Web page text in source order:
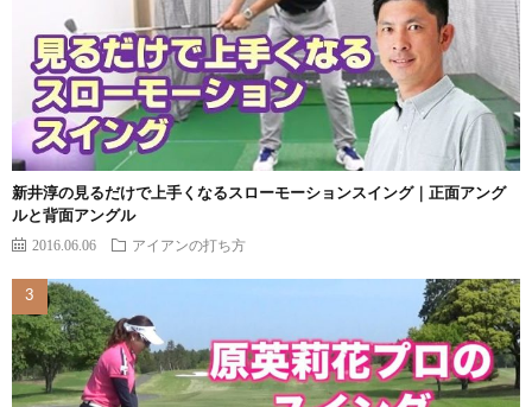
新井淳の見るだけで上手くなるスローモーションスイング｜正面アング
ルと背面アングル
2016.06.06 アイアンの打ち方